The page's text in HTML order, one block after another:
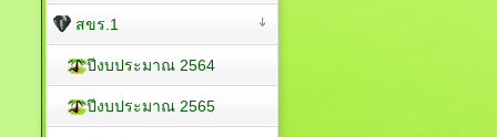
สขร.1
ปีงบประมาณ 2564
ปีงบประมาณ 2565